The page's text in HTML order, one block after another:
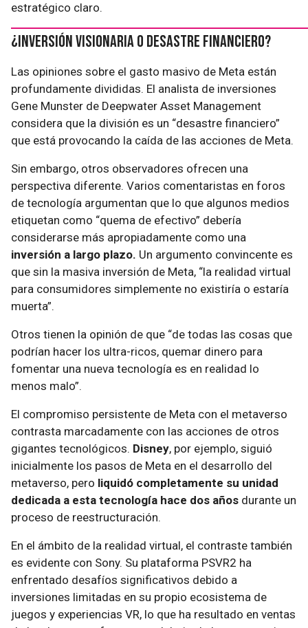
estratégico claro.
¿Inversión Visionaria o Desastre Financiero?
Las opiniones sobre el gasto masivo de Meta están
profundamente divididas. El analista de inversiones
Gene Munster de Deepwater Asset Management
considera que la división es un “desastre financiero”
que está provocando la caída de las acciones de Meta.
Sin embargo, otros observadores ofrecen una
perspectiva diferente. Varios comentaristas en foros
de tecnología argumentan que lo que algunos medios
etiquetan como “quema de efectivo” debería
considerarse más apropiadamente como una
inversión a largo plazo. Un argumento convincente es
que sin la masiva inversión de Meta, “la realidad virtual
para consumidores simplemente no existiría o estaría
muerta”.
Otros tienen la opinión de que “de todas las cosas que
podrían hacer los ultra-ricos, quemar dinero para
fomentar una nueva tecnología es en realidad lo
menos malo”.
El compromiso persistente de Meta con el metaverso
contrasta marcadamente con las acciones de otros
gigantes tecnológicos. Disney, por ejemplo, siguió
inicialmente los pasos de Meta en el desarrollo del
metaverso, pero liquidó completamente su unidad
dedicada a esta tecnología hace dos años durante un
proceso de reestructuración.
En el ámbito de la realidad virtual, el contraste también
es evidente con Sony. Su plataforma PSVR2 ha
enfrentado desafíos significativos debido a
inversiones limitadas en su propio ecosistema de
juegos y experiencias VR, lo que ha resultado en ventas